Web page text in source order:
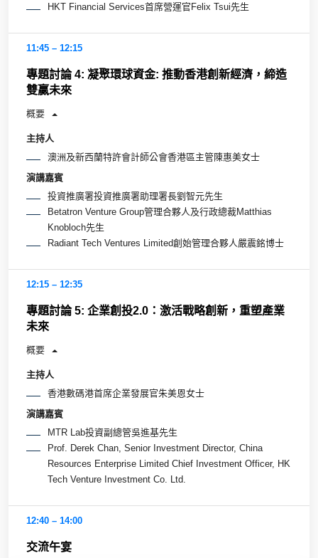
HKT Financial Services首席營運官Felix Tsui先生
11:45 – 12:15
專題討論 4: 凝聚環球資金: 推動香港創新經濟，締造
雙贏未來
概要
主持人
澳洲及新西蘭特許會計師公會香港區主管陳惠美女士
演講嘉賓
投資推廣署投資推廣署助理署長劉智元先生
Betatron Venture Group管理合夥人及行政總裁Matthias
Knobloch先生
Radiant Tech Ventures Limited創始管理合夥人嚴震銘博士
12:15 – 12:35
專題討論 5: 企業創投2.0：激活戰略創新，重塑產業
未來
概要
主持人
香港數碼港首席企業發展官朱美恩女士
演講嘉賓
MTR Lab投資副總管吳進基先生
Prof. Derek Chan, Senior Investment Director, China
Resources Enterprise Limited Chief Investment Officer, HK
Tech Venture Investment Co. Ltd.
12:40 – 14:00
交流午宴